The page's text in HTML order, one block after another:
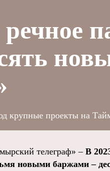
крупные проекты на
телеграф» – В
новыми баржами –